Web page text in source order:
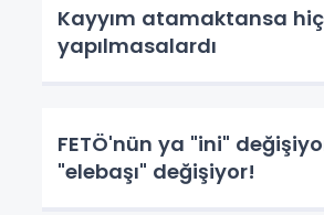
Kayyım atamaktansa
yapılmasalardı
FETÖ'nün ya "ini"
"elebaşı" değişiyor!